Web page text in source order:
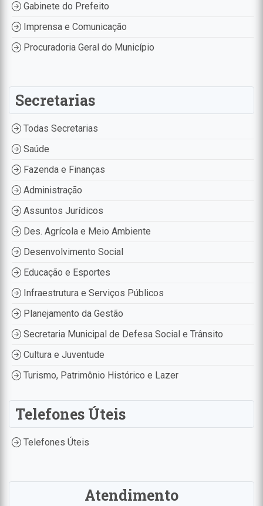
Gabinete do Prefeito
Imprensa e Comunicação
Procuradoria Geral do Município
Secretarias
Todas Secretarias
Saúde
Fazenda e Finanças
Administração
Assuntos Jurídicos
Des. Agrícola e Meio Ambiente
Desenvolvimento Social
Educação e Esportes
Infraestrutura e Serviços Públicos
Planejamento da Gestão
Secretaria Municipal de Defesa Social e Trânsito
Cultura e Juventude
Turismo, Patrimônio Histórico e Lazer
Telefones Úteis
Telefones Úteis
Atendimento